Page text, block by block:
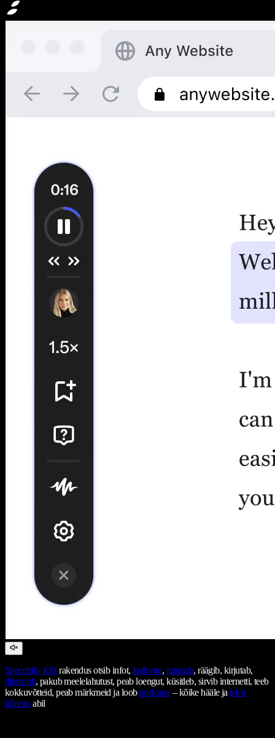
Speechify iOS rakendus otsib infot, loeb ette, jutustab, räägib, kirjutab,
dikteerib, pakub meelelahutust, peab loengut, küsitleb, sirvib internetti, teeb
kokkuvõtteid, peab märkmeid ja loobpodcaste– kõike hääle jatekst
kõneksabil